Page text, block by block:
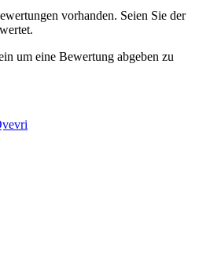
vorhanden. Seien Sie der
um eine Bewertung abgeben zu